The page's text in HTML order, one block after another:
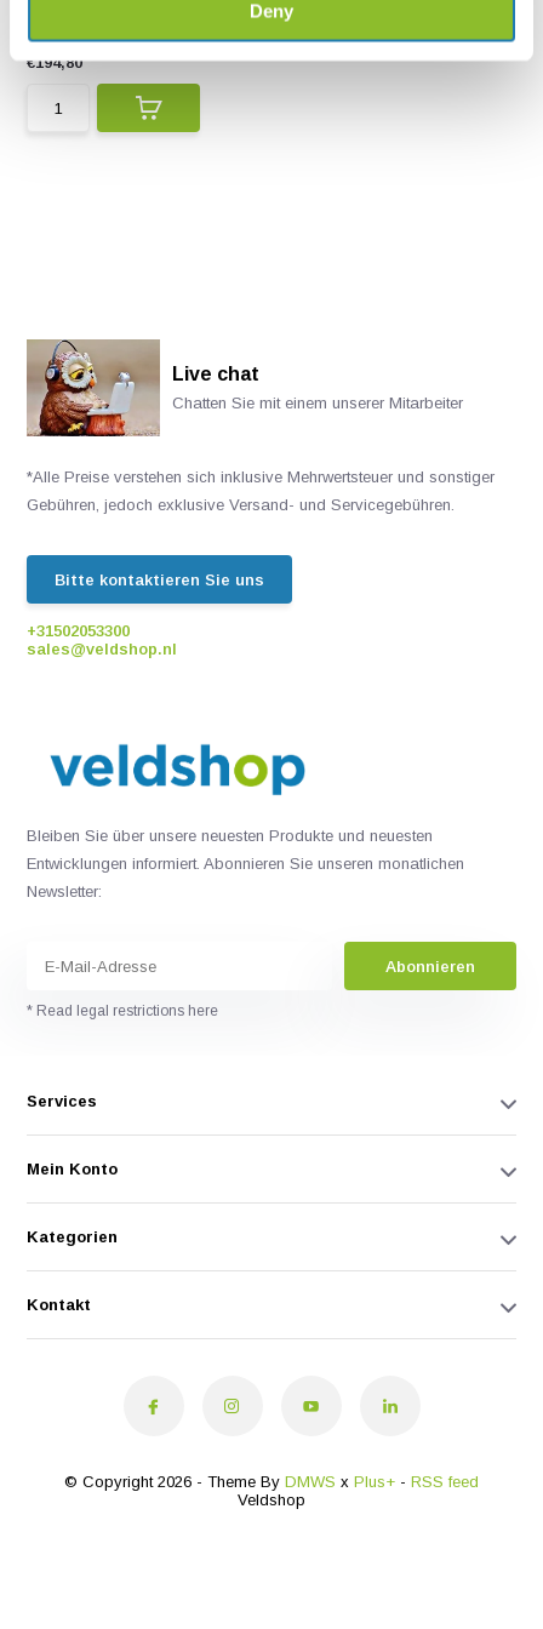
Deny
€194,80
Live chat
Chatten Sie mit einem unserer Mitarbeiter
*Alle Preise verstehen sich inklusive Mehrwertsteuer und sonstiger
Gebühren, jedoch exklusive Versand- und Servicegebühren.
Bitte kontaktieren Sie uns
+31502053300
sales@veldshop.nl
Bleiben Sie über unsere neuesten Produkte und neuesten
Entwicklungen informiert. Abonnieren Sie unseren monatlichen
Newsletter:
Abonnieren
* Read legal restrictions here
Services
Mein Konto
Kategorien
Kontakt
© Copyright 2026 - Theme By DMWS x Plus+ - RSS feed
Veldshop